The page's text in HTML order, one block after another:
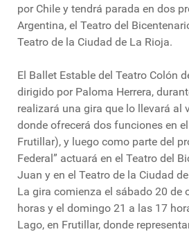
por Chile y tendrá parada en dos
Argentina, el Teatro del
Teatro de la Ciudad de La Rioja.
El Ballet Estable del Teatro Colón
dirigido por Paloma Herrera,
realizará una gira que lo llevará al
donde ofrecerá dos funciones en
Frutillar), y luego como parte del
Federal” actuará en el Teatro del
Juan y en el Teatro de la Ciudad
La gira comienza el sábado 20 de
horas y el domingo 21 a las 17
Lago, en Frutillar, donde